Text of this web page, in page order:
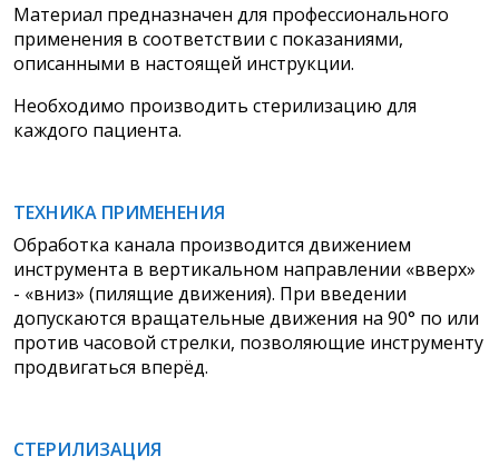
Материал предназначен для профессионального
применения в соответствии с показаниями,
описанными в настоящей инструкции.
Необходимо производить стерилизацию для
каждого пациента.
ТЕХНИКА ПРИМЕНЕНИЯ
Обработка канала производится движением
инструмента в вертикальном направлении «вверх»
- «вниз» (пилящие движения). При введении
допускаются вращательные движения на 90° по или
против часовой стрелки, позволяющие инструменту
продвигаться вперёд.
СТЕРИЛИЗАЦИЯ